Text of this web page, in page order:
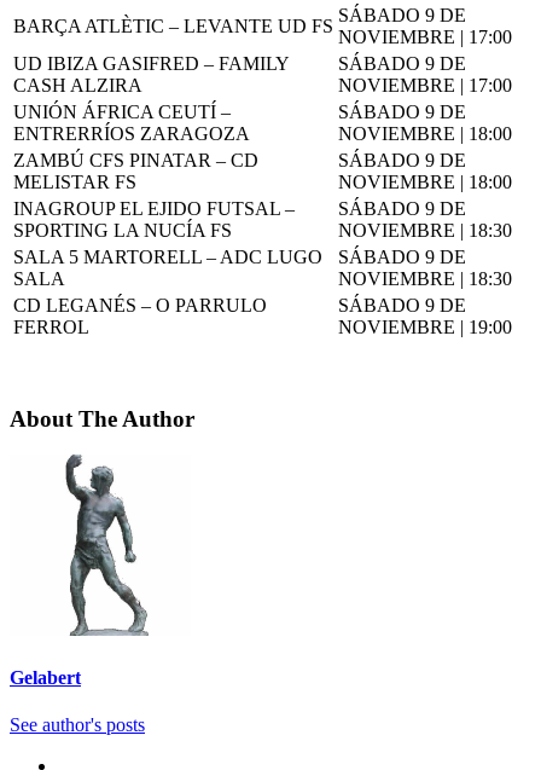
BARÇA ATLÈTIC – LEVANTE UD FS
SÁBADO 9 DE
NOVIEMBRE | 17:00
UD IBIZA GASIFRED – FAMILY
CASH ALZIRA
SÁBADO 9 DE
NOVIEMBRE | 17:00
UNIÓN ÁFRICA CEUTÍ –
ENTRERRÍOS ZARAGOZA
SÁBADO 9 DE
NOVIEMBRE | 18:00
ZAMBÚ CFS PINATAR – CD
MELISTAR FS
SÁBADO 9 DE
NOVIEMBRE | 18:00
INAGROUP EL EJIDO FUTSAL –
SPORTING LA NUCÍA FS
SÁBADO 9 DE
NOVIEMBRE | 18:30
SALA 5 MARTORELL – ADC LUGO
SALA
SÁBADO 9 DE
NOVIEMBRE | 18:30
CD LEGANÉS – O PARRULO
FERROL
SÁBADO 9 DE
NOVIEMBRE | 19:00
About The Author
Gelabert
See author's posts